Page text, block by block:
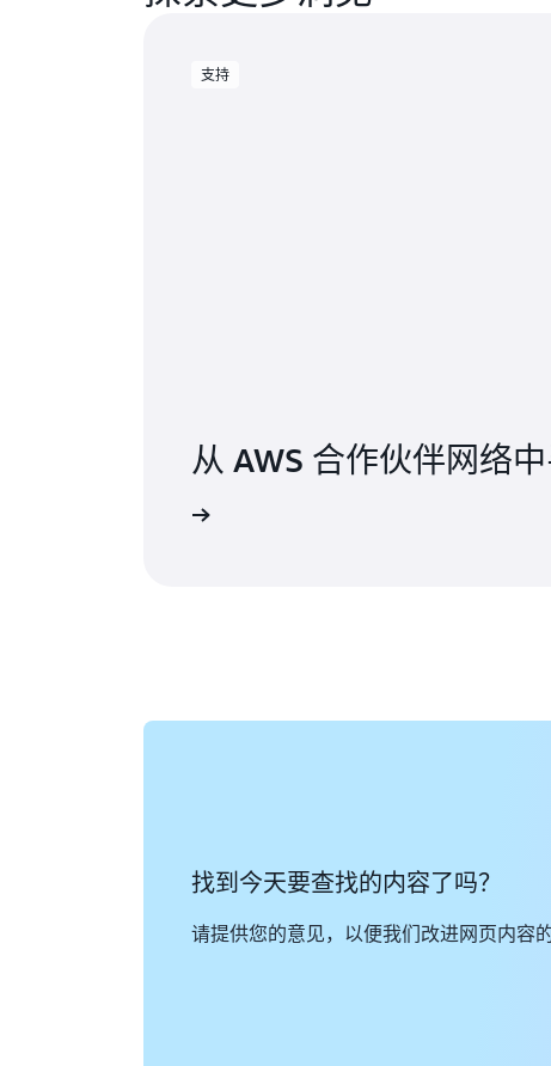
支持
从 AWS 合作伙伴网络
找到今天要查找的内容了吗？
请提供您的意见，以便我们改进网页内容